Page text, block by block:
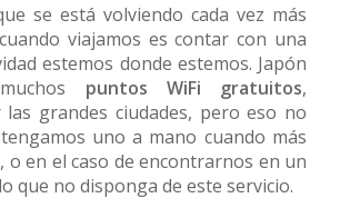
se está volviendo cada vez más
viajamos es contar con una
estemos donde estemos. Japón
puntos WiFi gratuitos,
grandes ciudades, pero eso no
uno a mano cuando más
o en el caso de encontrarnos en un
que no disponga de este servicio.